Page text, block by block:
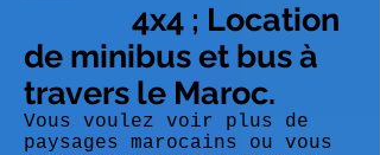
4x4 ; Location
de minibus et bus à
travers le Maroc.
Vous voulez voir plus de
paysages marocains ou vous